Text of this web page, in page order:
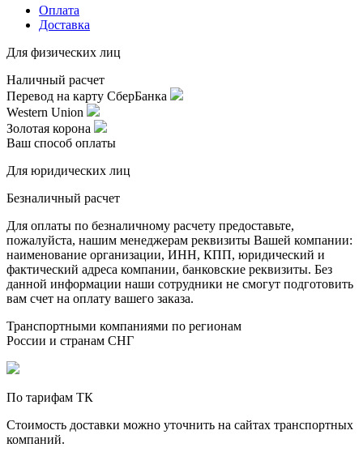
Оплата
Доставка
Для физических лиц
Наличный расчет
Перевод на карту СберБанка
Western Union
Золотая корона
Ваш способ оплаты
Для юридических лиц
Безналичный расчет
Для оплаты по безналичному расчету предоставьте,
пожалуйста, нашим менеджерам реквизиты Вашей компании:
наименование организации, ИНН, КПП, юридический и
фактический адреса компании, банковские реквизиты. Без
данной информации наши сотрудники не смогут подготовить
вам счет на оплату вашего заказа.
Транспортными компаниями по регионам
России и странам СНГ
По тарифам ТК
Стоимость доставки можно уточнить на сайтах транспортных
компаний.